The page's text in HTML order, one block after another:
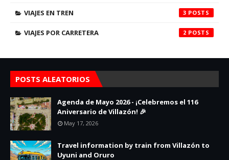
VIAJES EN TREN 3
VIAJES POR CARRETERA 2
POSTS ALEATORIOS
Agenda de Mayo 2026 - ¡Celebremos el 116
Aniversario de Villazón! 🎉
May 17, 2026
Travel information by train from Villazón to
Uyuni and Oruro